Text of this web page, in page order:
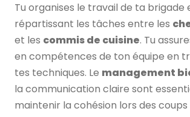
Tu organises le travail de ta brigade
répartissant les tâches entre les
et les commis de cuisine. Tu
en compétences de ton équipe en
tes techniques. Le management
la communication claire sont
maintenir la cohésion lors des coups